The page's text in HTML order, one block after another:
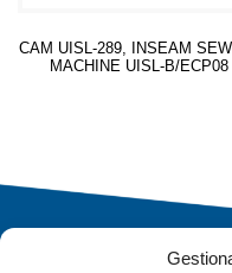
CAM UISL-289, INSEAM
MACHINE UISL-B/ECP08